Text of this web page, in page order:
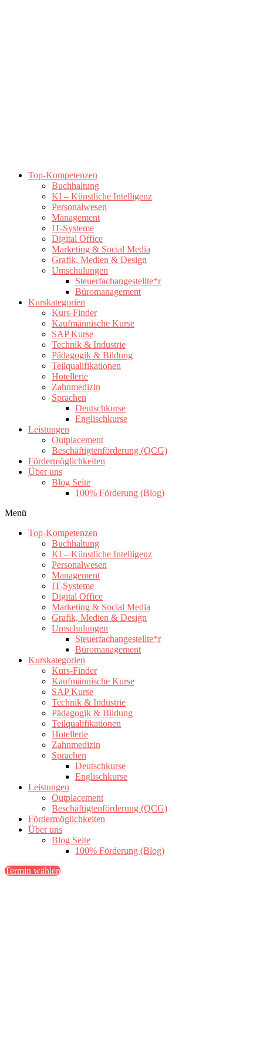
Top-Kompetenzen
Buchhaltung
KI – Künstliche Intelligenz
Personalwesen
Management
IT-Systeme
Digital Office
Marketing & Social Media
Grafik, Medien & Design
Umschulungen
Steuerfachangestellte*r
Büromanagement
Kurskategorien
Kurs-Finder
Kaufmännische Kurse
SAP Kurse
Technik & Industrie
Pädagogik & Bildung
Teilqualifikationen
Hotellerie
Zahnmedizin
Sprachen
Deutschkurse
Englischkurse
Leistungen
Outplacement
Beschäftigtenförderung (QCG)
Fördermöglichkeiten
Über uns
Blog Seite
100% Förderung (Blog)
Menü
Top-Kompetenzen
Buchhaltung
KI – Künstliche Intelligenz
Personalwesen
Management
IT-Systeme
Digital Office
Marketing & Social Media
Grafik, Medien & Design
Umschulungen
Steuerfachangestellte*r
Büromanagement
Kurskategorien
Kurs-Finder
Kaufmännische Kurse
SAP Kurse
Technik & Industrie
Pädagogik & Bildung
Teilqualifikationen
Hotellerie
Zahnmedizin
Sprachen
Deutschkurse
Englischkurse
Leistungen
Outplacement
Beschäftigtenförderung (QCG)
Fördermöglichkeiten
Über uns
Blog Seite
100% Förderung (Blog)
Termin wählen